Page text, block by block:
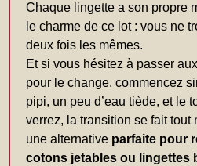
Chaque lingette a son propre
le charme de ce lot : vous ne
deux fois les mêmes.
Et si vous hésitez à passer
pour le change, commencez
pipi, un peu d’eau tiède, et le
verrez, la transition se fait tout
une alternative parfaite pour
cotons jetables ou lingettes